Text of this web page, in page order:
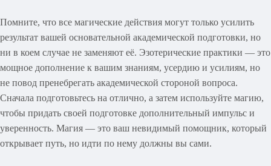
Помните, что все магические действия могут только усилить
результат вашей основательной академической подготовки, но
ни в коем случае не заменяют её. Эзотерические практики — это
мощное дополнение к вашим знаниям, усердию и усилиям, но
не повод пренебрегать академической стороной вопроса.
Сначала подготовьтесь на отлично, а затем используйте магию,
чтобы придать своей подготовке дополнительный импульс и
уверенность. Магия — это ваш невидимый помощник, который
открывает путь, но идти по нему должны вы сами.